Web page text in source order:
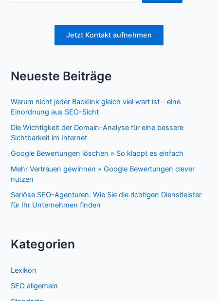
Jetzt Kontakt aufnehmen
Neueste Beiträge
Warum nicht jeder Backlink gleich viel wert ist – eine
Einordnung aus SEO-Sicht
Die Wichtigkeit der Domain-Analyse für eine bessere
Sichtbarkeit im Internet
Google Bewertungen löschen » So klappt es einfach
Mehr Vertrauen gewinnen » Google Bewertungen clever
nutzen
Seriöse SEO-Agenturen: Wie Sie die richtigen Dienstleister
für Ihr Unternehmen finden
Kategorien
Lexikon
SEO allgemein